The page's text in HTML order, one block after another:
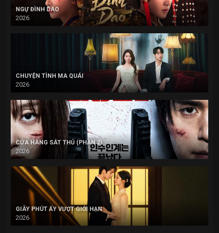
NGỰ ĐÌNH DAO
2026
CHUYỆN TÌNH MA QUÁI
2026
CỬA HÀNG SÁT THỦ (PHẦN 2)
2026
GIÂY PHÚT ẤY VƯỢT GIỚI HẠN
2026